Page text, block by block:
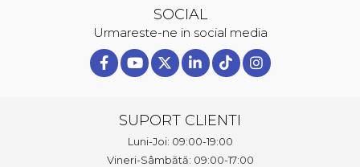
SOCIAL
Urmareste-ne in social media
SUPORT CLIENTI
Luni-Joi: 09:00-19:00
Vineri-Sâmbătă: 09:00-17:00